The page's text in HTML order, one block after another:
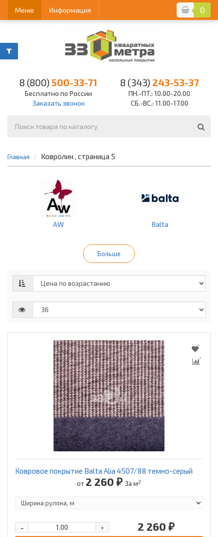
0
Меню Информация
8 (800) 500-33-71
Бесплатно по России
Заказать звонок
8 (343) 243-53-37
ПН.-ПТ.: 10.00-20.00
СБ.-ВС.: 11.00-17.00
Главная Ковролин , страница 5
AW Balta
BEAULIEU INTERNATIONAL
GRUP (BIG)
Condor
ITC Tarkett
Timzo Vebe
Больше
Ковровое покрытие Balta Alia 4507/88 темно-серый
от 2 260 ₽ За м2
2 260 ₽
+
-